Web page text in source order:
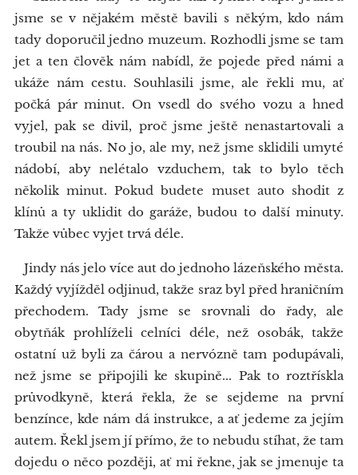
jsme se v nějakém městě bavili s někým, kdo nám
tady doporučil jedno muzeum. Rozhodli jsme se tam
jet a ten člověk nám nabídl, že pojede před námi a
ukáže nám cestu. Souhlasili jsme, ale řekli mu, ať
počká pár minut. On vsedl do svého vozu a hned
vyjel, pak se divil, proč jsme ještě nenastartovali a
troubil na nás. No jo, ale my, než jsme sklidili umyté
nádobí, aby nelétalo vzduchem, tak to bylo těch
několik minut. Pokud budete muset auto shodit z
klínů a ty uklidit do garáže, budou to další minuty.
Takže vůbec vyjet trvá déle.
Jindy nás jelo více aut do jednoho lázeňského města.
Každý vyjížděl odjinud, takže sraz byl před hraničním
přechodem. Tady jsme se srovnali do řady, ale
obytňák prohlíželi celníci déle, než osobák, takže
ostatní už byli za čárou a nervózně tam podupávali,
než jsme se připojili ke skupině... Pak to roztřískla
průvodkyně, která řekla, že se sejdeme na první
benzínce, kde nám dá instrukce, a ať jedeme za jejím
autem. Řekl jsem jí přímo, že to nebudu stíhat, že tam
dojedu o něco později, ať mi řekne, jak se jmenuje ta